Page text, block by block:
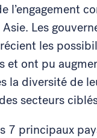
l’engagement
Les
les
et ont pu
la diversité de
secteurs